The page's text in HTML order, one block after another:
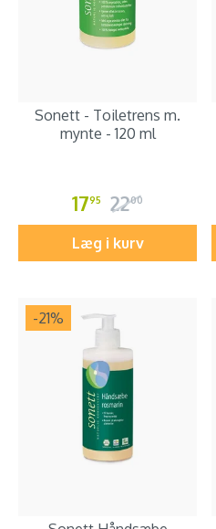
Sonett - Toiletrens m.
mynte - 120 ml
1795 2200
Læg i kurv
-21%